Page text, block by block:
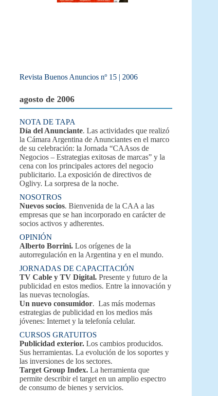
Revista Buenos Anuncios nº 15 | 2006
agosto de 2006
NOTA DE TAPA
Día del Anunciante. Las actividades que realizó
la Cámara Argentina de Anunciantes en el marco
de su celebración: la Jornada “CAAsos de
Negocios – Estrategias exitosas de marcas” y la
cena con los principales actores del negocio
publicitario. La exposición de directivos de
Oglivy. La sorpresa de la noche.
NOSOTROS
Nuevos socios. Bienvenida de la CAA a las
empresas que se han incorporado en carácter de
socios activos y adherentes.
OPINIÓN
Alberto Borrini. Los orígenes de la
autorregulación en la Argentina y en el mundo.
JORNADAS DE CAPACITACIÓN
TV Cable y TV Digital. Presente y futuro de la
publicidad en estos medios. Entre la innovación y
las nuevas tecnologías.
Un nuevo consumidor. Las más modernas
estrategias de publicidad en los medios más
jóvenes: Internet y la telefonía celular.
CURSOS GRATUITOS
Publicidad exterior. Los cambios producidos.
Sus herramientas. La evolución de los soportes y
las inversiones de los sectores.
Target Group Index. La herramienta que
permite describir el target en un amplio espectro
de consumo de bienes y servicios.